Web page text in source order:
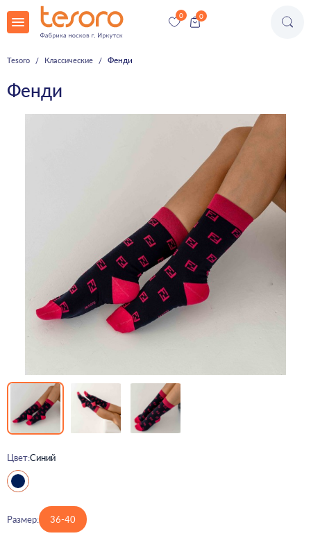
Tesoro Классические Фенди
Фенди
Цвет:Синий
Размер: 36-40